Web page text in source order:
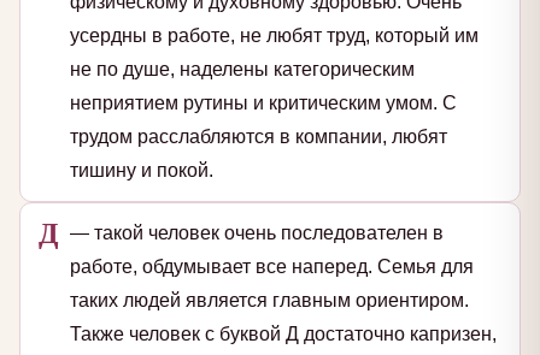
усердны в работе, не любят труд, который им
не по душе, наделены категорическим
неприятием рутины и критическим умом. С
трудом расслабляются в компании, любят
тишину и покой.
Д — такой человек очень последователен в
работе, обдумывает все наперед. Семья для
таких людей является главным ориентиром.
Также человек с буквой Д достаточно капризен,